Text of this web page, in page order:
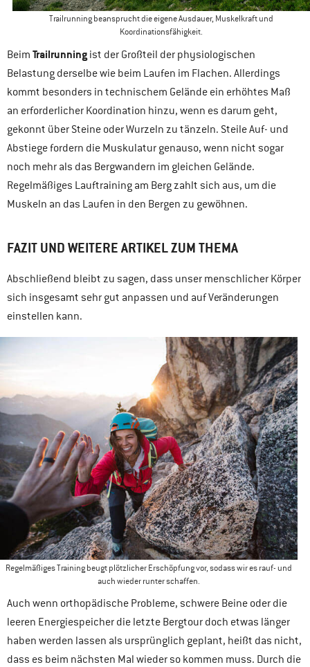
Trailrunning beansprucht die eigene Ausdauer, Muskelkraft und
Koordinationsfähigkeit.
Beim Trailrunning ist der Großteil der physiologischen
Belastung derselbe wie beim Laufen im Flachen. Allerdings
kommt besonders in technischem Gelände ein erhöhtes Maß
an erforderlicher Koordination hinzu, wenn es darum geht,
gekonnt über Steine oder Wurzeln zu tänzeln. Steile Auf- und
Abstiege fordern die Muskulatur genauso, wenn nicht sogar
noch mehr als das Bergwandern im gleichen Gelände.
Regelmäßiges Lauftraining am Berg zahlt sich aus, um die
Muskeln an das Laufen in den Bergen zu gewöhnen.
FAZIT UND WEITERE ARTIKEL ZUM THEMA
Abschließend bleibt zu sagen, dass unser menschlicher Körper
sich insgesamt sehr gut anpassen und auf Veränderungen
einstellen kann.
Regelmäßiges Training beugt plötzlicher Erschöpfung vor, sodass wir es rauf- und
auch wieder runter schaffen.
Auch wenn orthopädische Probleme, schwere Beine oder die
leeren Energiespeicher die letzte Bergtour doch etwas länger
haben werden lassen als ursprünglich geplant, heißt das nicht,
dass es beim nächsten Mal wieder so kommen muss. Durch die